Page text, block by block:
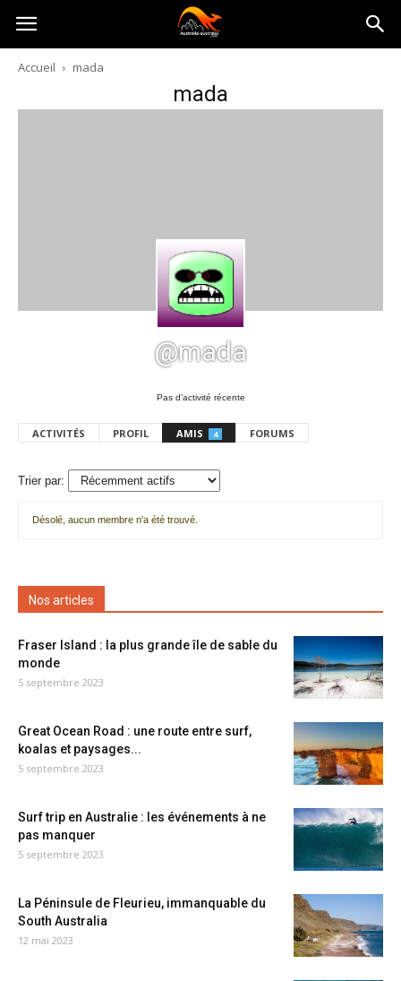
Australia-
australie.com
Accueil mada
mada
@mada
Pas d’activité récente
ACTIVITÉS PROFIL AMIS 4 FORUMS
Trier par:
amis
Désolé, aucun membre n'a été trouvé.
Nos articles
Fraser Island : la plus grande île de sable du
monde
5 septembre 2023
Great Ocean Road : une route entre surf,
koalas et paysages...
5 septembre 2023
Surf trip en Australie : les événements à ne
pas manquer
5 septembre 2023
La Péninsule de Fleurieu, immanquable du
South Australia
12 mai 2023